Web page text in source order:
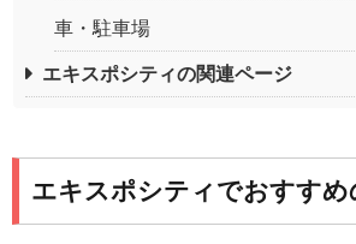
車・駐車場
エキスポシティの関連ページ
エキスポシティでおすすめ